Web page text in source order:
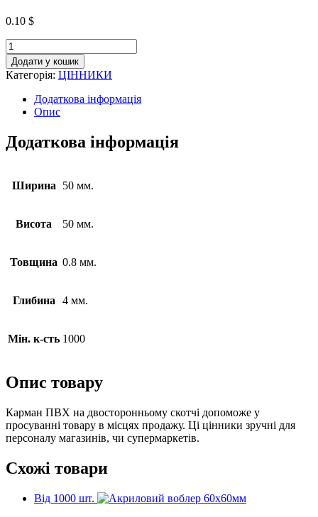
0.10 $
Додати у кошик
Категорія: ЦІННИКИ
Додаткова інформація
Опис
Додаткова інформація
Ширина 50 мм.
Висота 50 мм.
Товщина 0.8 мм.
Глибина 4 мм.
Мін. к-сть 1000
Опис товару
Карман ПВХ на двосторонньому скотчі допоможе у
просуванні товару в місцях продажу. Ці цінники зручні для
персоналу магазинів, чи супермаркетів.
Схожі товари
Від 1000 шт.